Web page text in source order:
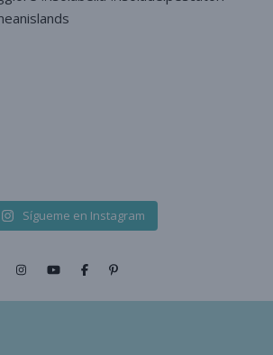
Sígueme en Instagram